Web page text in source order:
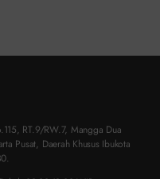
RT.9/RW.7, Mangga Dua
Pusat, Daerah Khusus Ibukota